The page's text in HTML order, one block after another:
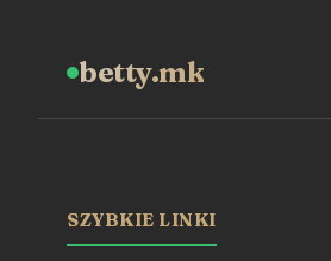
betty.mk
SZYBKIE LINKI